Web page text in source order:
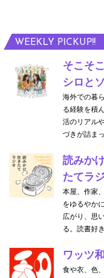
WEEKLY PICKUP!!
そこそ
シロと
海外での暮
る経験を積
活のリアル
づきが詰ま
読みか
たてラ
本屋、作家
をゆるやか
広がり、思
る。読書好
ワッツ
食や衣、色